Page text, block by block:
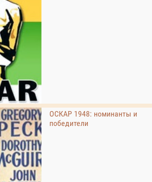
ОСКАР 1948: номинанты и
победители